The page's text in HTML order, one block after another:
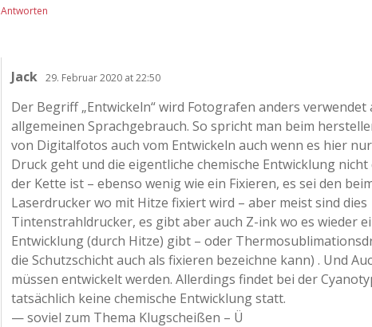
Antworten
Jack 29. Februar 2020 at 22:50
Der Begriff „Entwickeln“ wird Fotografen anders verwendet
allgemeinen Sprachgebrauch. So spricht man beim
von Digitalfotos auch vom Entwickeln auch wenn es hier
Druck geht und die eigentliche chemische Entwicklung nicht
der Kette ist – ebenso wenig wie ein Fixieren, es sei den
Laserdrucker wo mit Hitze fixiert wird – aber meist sind dies
Tintenstrahldrucker, es gibt aber auch Z-ink wo es wieder
Entwicklung (durch Hitze) gibt – oder
die Schutzschicht auch als fixieren bezeichne kann) . Und
müssen entwickelt werden. Allerdings findet bei der
tatsächlich keine chemische Entwicklung statt.
— soviel zum Thema Klugscheißen – Ü